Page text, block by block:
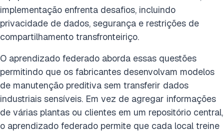
implementação enfrenta desafios, incluindo
privacidade de dados, segurança e restrições de
compartilhamento transfronteiriço.
O aprendizado federado aborda essas questões
permitindo que os fabricantes desenvolvam modelos
de manutenção preditiva sem transferir dados
industriais sensíveis. Em vez de agregar informações
de várias plantas ou clientes em um repositório central,
o aprendizado federado permite que cada local treine